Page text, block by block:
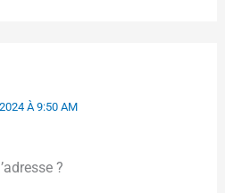
À 9:50 AM
?